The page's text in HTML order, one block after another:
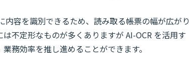
容を識別できるため、読み取る帳票の幅が広がり
不定形なものが多くありますが AI-OCR を活用す
務効率を推し進めることができます。